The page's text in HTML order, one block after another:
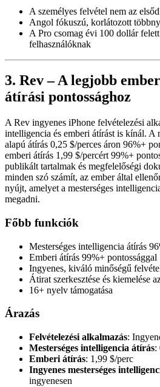
A személyes felvétel nem az
Angol fókuszú, korlátozott
A Pro csomag évi 100 dollár
felhasználóknak
3. Rev – A legjobb
átírási pontossághoz
A Rev ingyenes iPhone felvételezési
intelligencia és emberi átírást is kínál. A
alapú átírás 0,25 $/perces áron 96%+
emberi átírás 1,99 $/percért 99%+
publikált tartalmak és megfelelőségi
minden szó számít, az ember által
nyújt, amelyet a mesterséges
megadni.
Főbb funkciók
Mesterséges intelligencia átírás
Emberi átírás 99%+ pontossággal
Ingyenes, kiváló minőségű
Átirat szerkesztése és kiemelése
16+ nyelv támogatása
Árazás
Felvételezési alkalmazás:
Mesterséges intelligencia átírás:
Emberi átírás: 1,99 $/perc
Ingyenes mesterséges
ingyenesen